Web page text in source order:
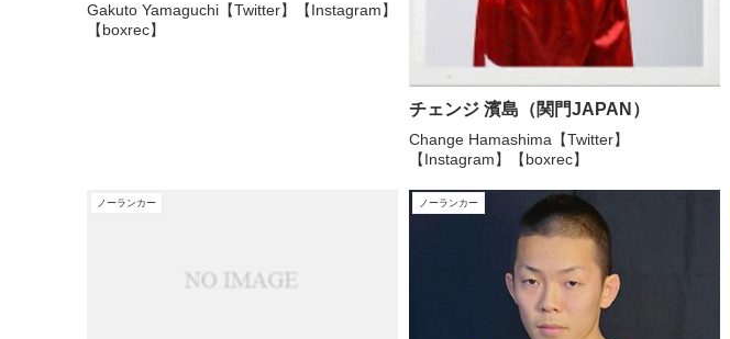
Gakuto Yamaguchi【Twitter】【Instagram】
【boxrec】
チェンジ 濱島（関門JAPAN）
Change Hamashima【Twitter】
【Instagram】【boxrec】
ノーランカー ノーランカー